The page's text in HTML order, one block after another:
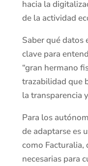
hacia la
de la actividad
Saber qué datos
clave para
“gran hermano
trazabilidad que
la transparencia
Para los
de adaptarse es
como Facturalia,
necesarias para